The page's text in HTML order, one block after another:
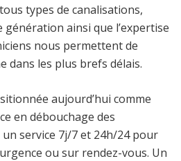
types de canalisations,
ainsi que l’expertise
nous permettent de
dans les plus brefs délais.
aujourd’hui comme
en débouchage des
service 7j/7 et 24h/24 pour
ou sur rendez-vous. Un